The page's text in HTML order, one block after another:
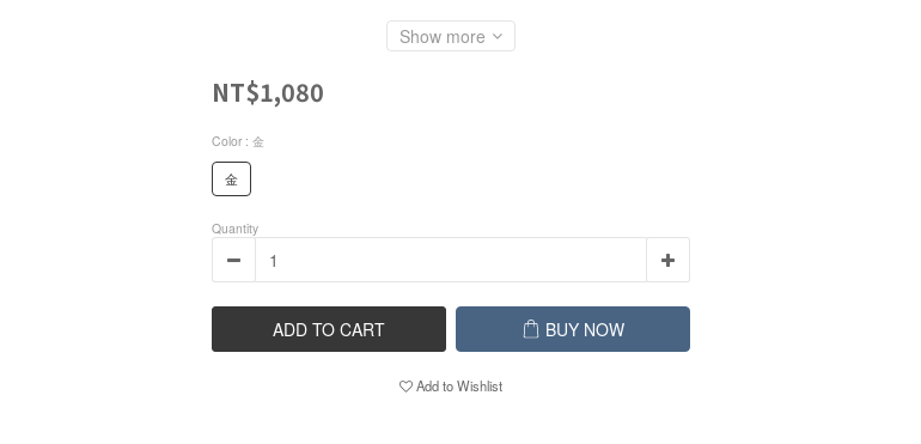
Show more
NT$1,080
Color : 金
金
Quantity
ADD TO CART BUY NOW
Add to Wishlist